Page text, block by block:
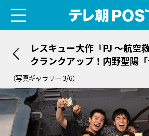
レスキュー大作『PJ ～航空
クランクアップ！内野聖陽
れだ!!」
（写真ギャラリー 3/6）